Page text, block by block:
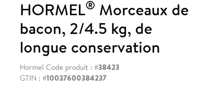
HORMEL® Morceaux de
bacon, 2/4.5 kg, de
longue conservation
Hormel Code produit : #38423
GTIN : #10037600384237